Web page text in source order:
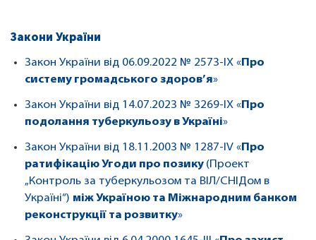
Закони України
Закон України від 06.09.2022 № 2573-IX «Про
систему громадського здоров’я»
Закон України від 14.07.2023 № 3269-IX «Про
подолання туберкульозу в Україні»
Закон України від 18.11.2003 № 1287-IV «Про
ратифікацію Угоди про позику (Проект
„Контроль за туберкульозом та ВІЛ/СНІДом в
Україні“) між Україною та Міжнародним банком
реконструкції та розвитку»